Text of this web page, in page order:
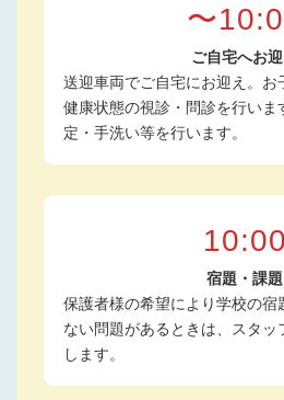
〜
ご自宅へお迎
送迎車両でご自宅にお迎え。お
健康状態の視診・問診を行いま
定・手洗い等を行います。
10:00
宿題・課題
保護者様の希望により学校の宿
ない問題があるときは、スタッ
します。